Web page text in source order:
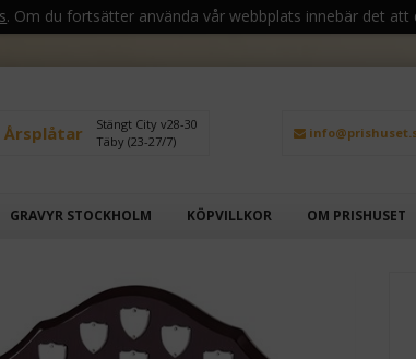
. Om du fortsätter använda vår webbplats innebär det att
Årsplåtar
Stängt City v28-30
Täby (23-27/7)
GRAVYR STOCKHOLM KÖPVILLKOR OM PRISHUSET